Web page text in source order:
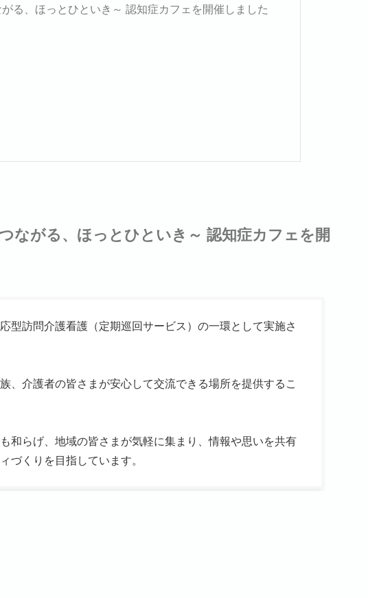
る、ほっとひといき～ 認知症カフェを開催しました
ながる、ほっとひといき～ 認知症カフェを開
型訪問介護看護（定期巡回サービス）の一環として実施さ
、介護者の皆さまが安心して交流できる場所を提供するこ
和らげ、地域の皆さまが気軽に集まり、情報や思いを共有
づくりを目指しています。